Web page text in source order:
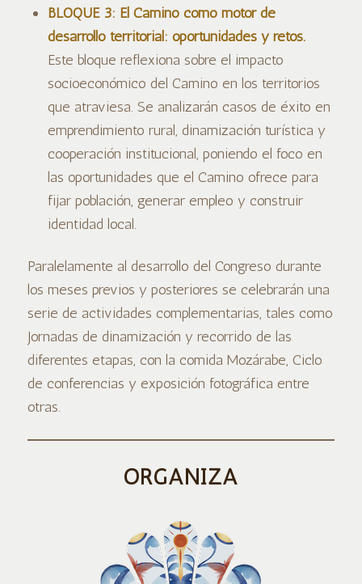
BLOQUE 3: El Camino como motor de
desarrollo territorial: oportunidades y retos.
Este bloque reflexiona sobre el impacto
socioeconómico del Camino en los territorios
que atraviesa. Se analizarán casos de éxito en
emprendimiento rural, dinamización turística y
cooperación institucional, poniendo el foco en
las oportunidades que el Camino ofrece para
fijar población, generar empleo y construir
identidad local.
Paralelamente al desarrollo del Congreso durante
los meses previos y posteriores se celebrarán una
serie de actividades complementarias, tales como
Jornadas de dinamización y recorrido de las
diferentes etapas, con la comida Mozárabe, Ciclo
de conferencias y exposición fotográfica entre
otras.
ORGANIZA